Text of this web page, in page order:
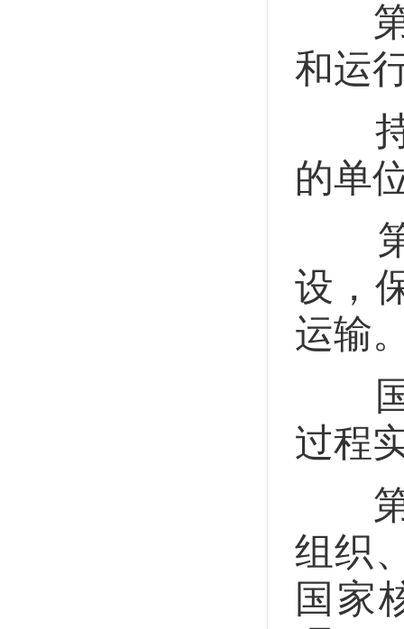
第
和运
持
的单
第
设，
运输
国
过程
第
组织
国家